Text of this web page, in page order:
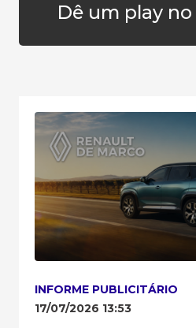
Dê um play
INFORME PUBLICITÁRIO
17/07/2026 13:53